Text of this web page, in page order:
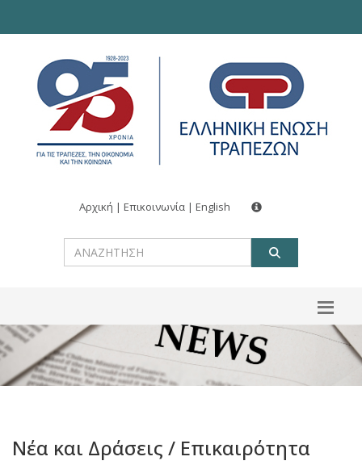
Αρχική | Επικοινωνία | English
Νέα και Δράσεις / Επικαιρότητα